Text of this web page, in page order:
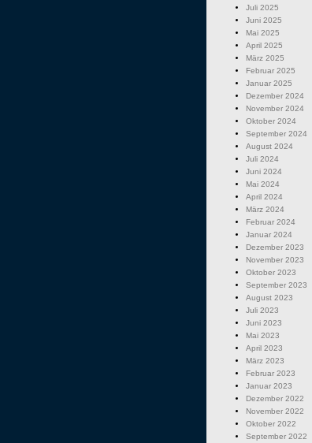
Juli 2025
Juni 2025
Mai 2025
April 2025
März 2025
Februar 2025
Januar 2025
Dezember 2024
November 2024
Oktober 2024
September 2024
August 2024
Juli 2024
Juni 2024
Mai 2024
April 2024
März 2024
Februar 2024
Januar 2024
Dezember 2023
November 2023
Oktober 2023
September 2023
August 2023
Juli 2023
Juni 2023
Mai 2023
April 2023
März 2023
Februar 2023
Januar 2023
Dezember 2022
November 2022
Oktober 2022
September 2022